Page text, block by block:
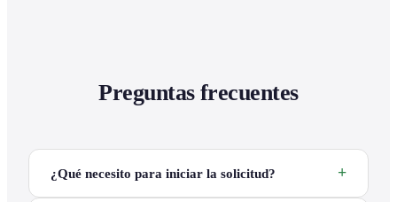
Preguntas frecuentes
¿Qué necesito para iniciar la solicitud?